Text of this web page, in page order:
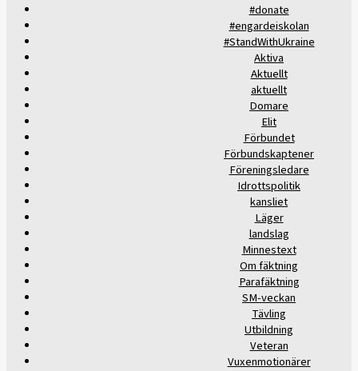
#donate
#engardeiskolan
#StandWithUkraine
Aktiva
Aktuellt
aktuellt
Domare
Elit
Förbundet
Förbundskaptener
Föreningsledare
Idrottspolitik
kansliet
Läger
landslag
Minnestext
Om fäktning
Parafäktning
SM-veckan
Tävling
Utbildning
Veteran
Vuxenmotionärer